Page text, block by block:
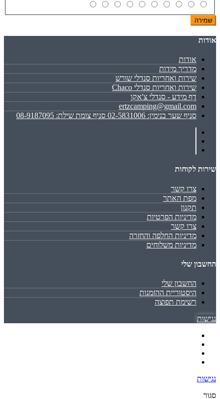
שמירה
אודות
אודות
מדריך מידות
שירות ואחריות סנדלי שורש
שירות ואחריות סנדלי Chaco
דף מידע - סנדלי צ'אקו
ertzcamping@gmail.com
סניף שער בנימין: 02-5831006 סניף צומת שילת: 08-9187095
שירות לקוחות
צרו קשר
מפת האתר
תקנון
מדיניות הפרטיות
צרו קשר
מדיניות החלפה והחזרה
מדיניות משלוחים
החשבון שלי
החשבון שלי
היסטוריית ההזמנות
רשימת תפוצה
נגישות
נגישות
סגור